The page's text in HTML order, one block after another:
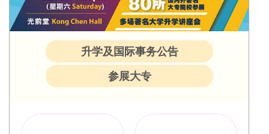
升学及国际事务公告
参展大专